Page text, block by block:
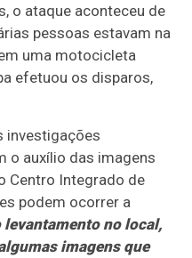
o ataque aconteceu de
pessoas estavam na
uma motocicleta
efetuou os disparos,
investigações
o auxílio das imagens
Centro Integrado de
podem ocorrer a
levantamento no local,
imagens que